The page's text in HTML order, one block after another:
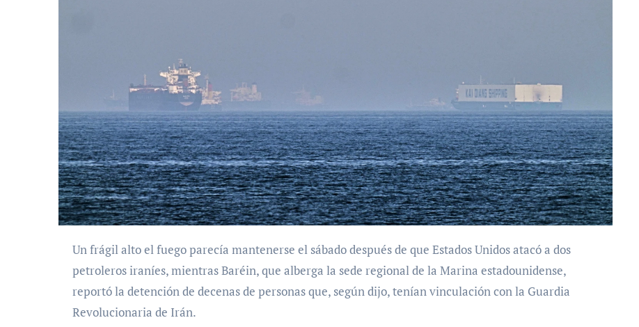
Un frágil alto el fuego parecía mantenerse el sábado después de que Estados Unidos atacó a dos
petroleros iraníes, mientras Baréin, que alberga la sede regional de la Marina estadounidense,
reportó la detención de decenas de personas que, según dijo, tenían vinculación con la Guardia
Revolucionaria de Irán.